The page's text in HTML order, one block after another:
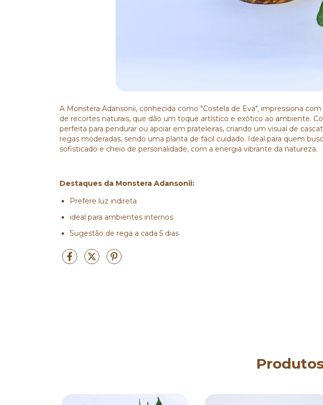
A Monstera Adansonii, conhecida como "Costela de Eva", impressiona
de recortes naturais, que dão um toque artístico e exótico ao ambiente.
perfeita para pendurar ou apoiar em prateleiras, criando um visual de
regas moderadas, sendo uma planta de fácil cuidado. Ideal para quem
sofisticado e cheio de personalidade, com a energia vibrante da natureza.
Destaques da Monstera Adansonii:
Prefere luz indireta
ideal para ambientes internos
Sugestão de rega a cada 5 dias